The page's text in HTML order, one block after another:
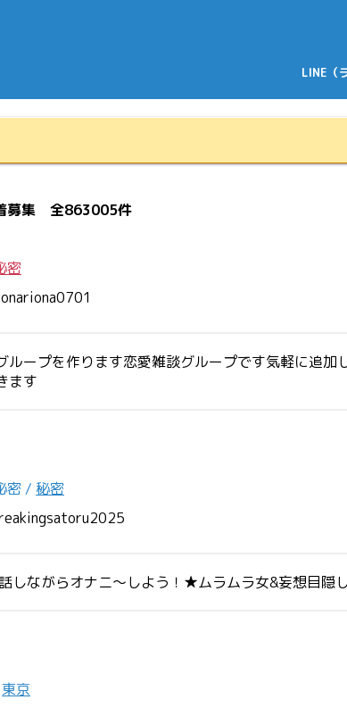
LINE（
募集 全863005件
密
ループを作ります恋愛雑談グループです気軽に追
ます
密 / 秘密
しながらオナニ〜しよう！★ムラムラ女&妄想目隠
東京